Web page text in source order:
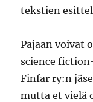
tekstien
Pajaan voivat
science
Finfar ry:n
mutta et vielä